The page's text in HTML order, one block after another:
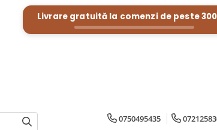
Livrare gratuită la comenzi de peste
0750495435